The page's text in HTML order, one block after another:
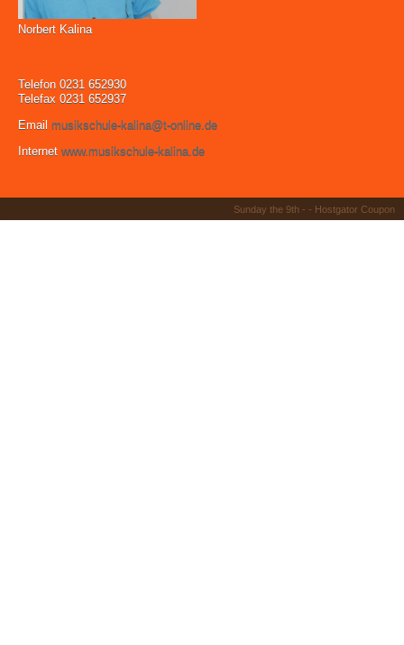
Sunday the 9th - - Hostgator Coupon
Norbert Kalina
Telefon 0231 652930
Telefax 0231 652937
Email musikschule-kalina@t-online.de
Internet www.musikschule-kalina.de